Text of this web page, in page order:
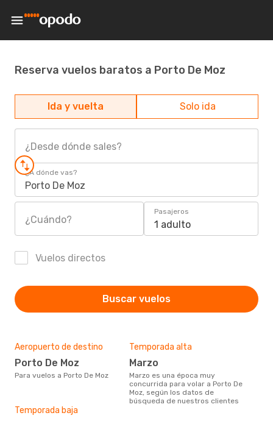
Reserva vuelos baratos a Porto De Moz
Ida y vuelta Solo ida
¿Desde dónde sales?
¿A dónde vas?
Porto De Moz
¿Cuándo?
Pasajeros
1 adulto
Vuelos directos
Buscar vuelos
Aeropuerto de destino
Porto De Moz
Para vuelos a Porto De Moz
Temporada alta
marzo
marzo es una época muy
concurrida para volar a Porto De
Moz, según los datos de
búsqueda de nuestros clientes
Temporada baja